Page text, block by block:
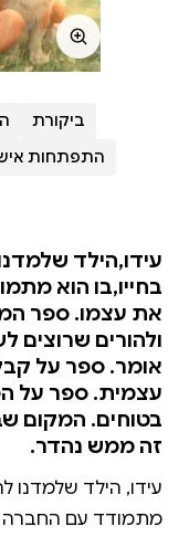
ביקורת
התפתחות
עידו,הילד
בחייו,בו הוא
ולהורים
אומר. ספר על
עצמית. ספר על
בטוחים. המקום
זה ממש נהדר.
עידו, הילד שלמדנו